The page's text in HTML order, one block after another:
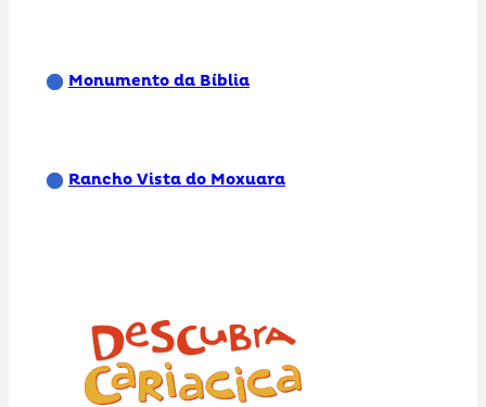
Monumento da Bíblia
Rancho Vista do Moxuara